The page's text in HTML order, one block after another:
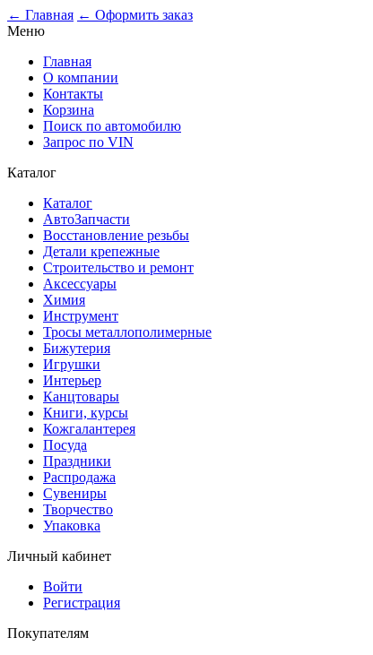
← Главная ← Оформить заказ
Меню
Главная
О компании
Контакты
Корзина
Поиск по автомобилю
Запрос по VIN
Каталог
Каталог
АвтоЗапчасти
Восстановление резьбы
Детали крепежные
Строительство и ремонт
Аксессуары
Химия
Инструмент
Тросы металлополимерные
Бижутерия
Игрушки
Интерьер
Канцтовары
Книги, курсы
Кожгалантерея
Посуда
Праздники
Распродажа
Сувениры
Творчество
Упаковка
Личный кабинет
Войти
Регистрация
Покупателям